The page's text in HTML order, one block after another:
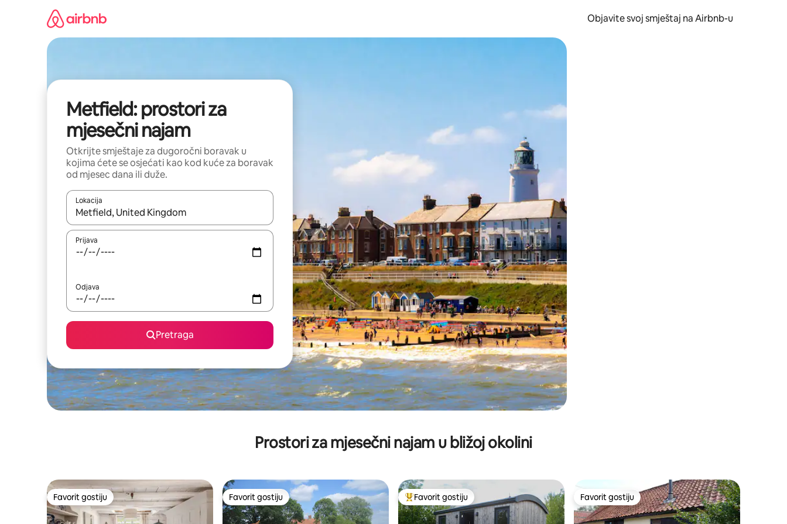
Objavite svoj smještaj na Airbnb-u
Metfield: prostori za
mjesečni najam
Otkrijte smještaje za dugoročni boravak u
kojima ćete se osjećati kao kod kuće za boravak
od mjesec dana ili duže.
Lokacija
Kad su rezultati dostupni, možete da se krećete kroz njih pomoću strelica nagore i nadolje, kao i da ih istražujte dodirom ili prevlačenjem.
Prijava
Odjava
Pretraga
Prostori za mjesečni najam u bližoj okolini
Favorit gostiju
Favorit gostiju Favorit gostiju
Favorit gostiju Glavni favorit gostiju
Favorit gostiju Favorit gostiju
Favorit gostiju